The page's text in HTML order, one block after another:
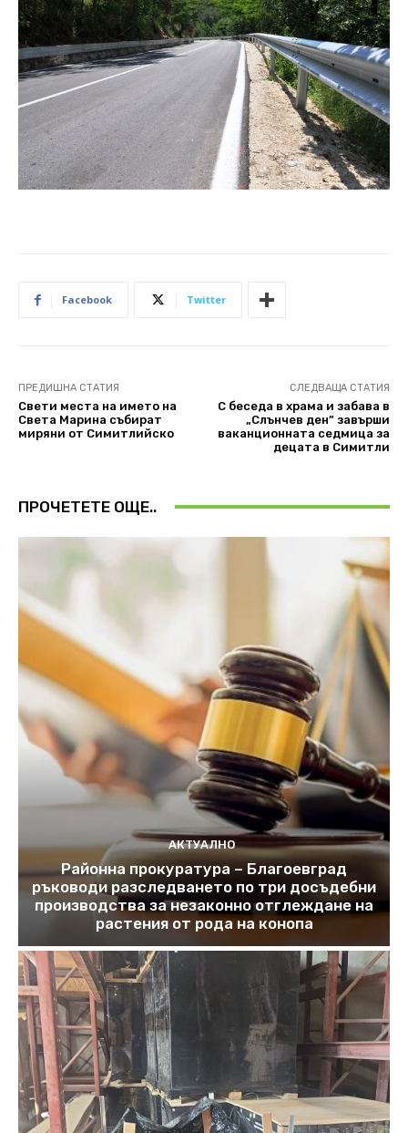
Facebook Twitter
ПРЕДИШНА СТАТИЯ
Свети места на името на
Света Марина събират
миряни от Симитлийско
СЛЕДВАЩА СТАТИЯ
С беседа в храма и забава в
„Слънчев ден” завърши
ваканционната седмица за
децата в Симитли
ПРОЧЕТЕТЕ ОЩЕ..
АКТУАЛНО
Районна прокуратура – Благоевград
ръководи разследването по три досъдебни
производства за незаконно отглеждане на
растения от рода на конопа